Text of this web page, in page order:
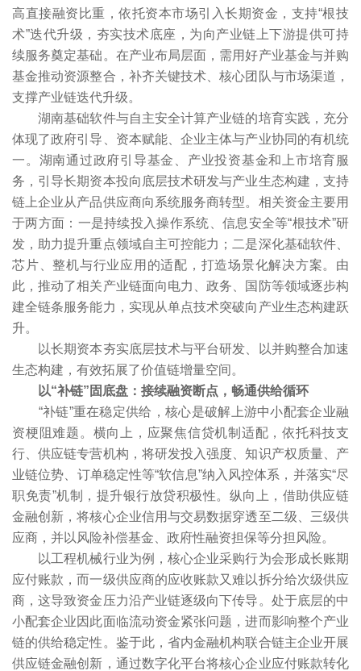
高直接融资比重，依托资本市场引入长期资金，支持“根技
术”迭代升级，夯实技术底座，为向产业链上下游提供可持
续服务奠定基础。在产业布局层面，需用好产业基金与并购
基金推动资源整合，补齐关键技术、核心团队与市场渠道，
支撑产业链迭代升级。
湖南基础软件与自主安全计算产业链的培育实践，充分
体现了政府引导、资本赋能、企业主体与产业协同的有机统
一。湖南通过政府引导基金、产业投资基金和上市培育服
务，引导长期资本投向底层技术研发与产业生态构建，支持
链上企业从产品供应商向系统服务商转型。相关资金主要用
于两方面：一是持续投入操作系统、信息安全等“根技术”研
发，助力提升重点领域自主可控能力；二是深化基础软件、
芯片、整机与行业应用的适配，打造场景化解决方案。由
此，推动了相关产业链面向电力、政务、国防等领域逐步构
建全链条服务能力，实现从单点技术突破向产业生态构建跃
升。
以长期资本夯实底层技术与平台研发、以并购整合加速
生态构建，有效拓展了价值链增量空间。
以“补链”固底盘：接续融资断点，畅通供给循环
“补链”重在稳定供给，核心是破解上游中小配套企业融
资梗阻难题。横向上，应聚焦信贷机制适配，依托科技支
行、供应链专营机构，将研发投入强度、知识产权质量、产
业链位势、订单稳定性等“软信息”纳入风控体系，并落实“尽
职免责”机制，提升银行放贷积极性。纵向上，借助供应链
金融创新，将核心企业信用与交易数据穿透至二级、三级供
应商，并以风险补偿基金、政府性融资担保等分担风险。
以工程机械行业为例，核心企业采购行为会形成长账期
应付账款，而一级供应商的应收账款又难以拆分给次级供应
商，这导致资金压力沿产业链逐级向下传导。处于底层的中
小配套企业因此面临流动资金紧张问题，进而影响整个产业
链的供给稳定性。鉴于此，省内金融机构联合链主企业开展
供应链金融创新，通过数字化平台将核心企业应付账款转化